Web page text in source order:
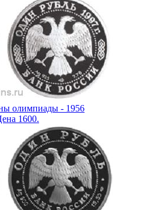
олимпиады - 1956
1600.